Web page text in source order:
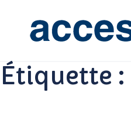
Étiquette :